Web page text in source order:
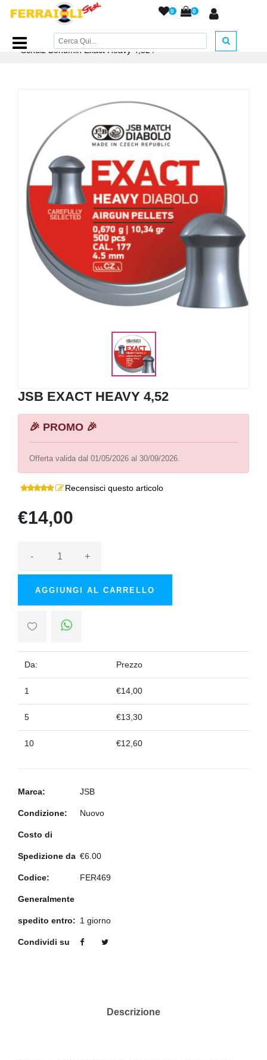
0 0
Home Page/PIOMBINI/Piombini JSB cal. 4,5/JSB Josef
Schulz Bohumin Exact Heavy 4,52/
JSB EXACT HEAVY 4,52
🎉 PROMO 🎉
Offerta valida dal 01/05/2026 al 30/09/2026.
Recensisci questo articolo
€14,00
- +
AGGIUNGI AL CARRELLO
Da: Prezzo
1 €14,00
5 €13,30
10 €12,60
Marca: JSB
Condizione: Nuovo
Costo di
Spedizione da €6.00
Codice: FER469
Generalmente
spedito entro: 1 giorno
Condividi su
Descrizione